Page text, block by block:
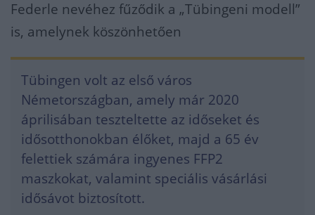
Federle nevéhez fűződik a „Tübingeni modell”
is, amelynek köszönhetően
Tübingen volt az első város
Németországban, amely már 2020
áprilisában teszteltette az időseket és
idősotthonokban élőket, majd a 65 év
felettiek számára ingyenes FFP2
maszkokat, valamint speciális vásárlási
idősávot biztosított.